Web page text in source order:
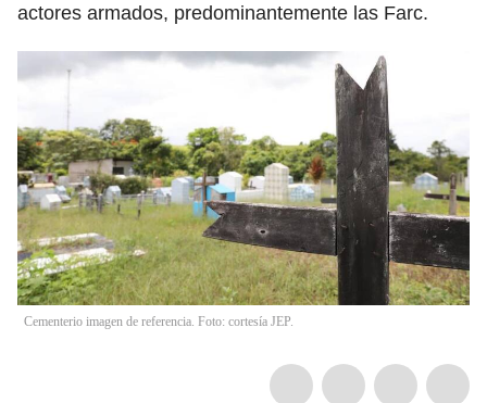
actores armados, predominantemente las Farc.
Cementerio imagen de referencia. Foto: cortesía JEP.